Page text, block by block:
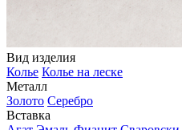
Вид изделия
Колье Колье на леске
Металл
Золото Серебро
Вставка